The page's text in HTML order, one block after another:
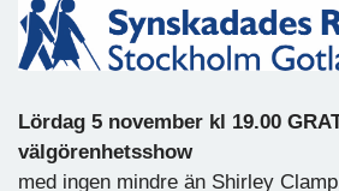
Lördag 5 november kl 19.00
välgörenhetsshow
med ingen mindre än Shirley